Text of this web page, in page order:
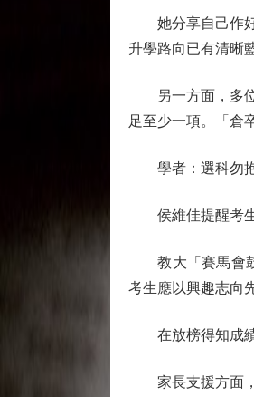
她分享自己作好
升學路向已有清晰
另一方面，多位
足至少一項。「倉
學者：選科勿抱
侯維佳提醒考生
教大「賽馬會鼓
考生應以興趣志向
在放榜得知成績
家長支援方面，